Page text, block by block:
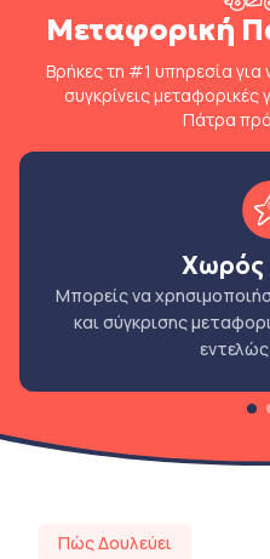
Μεταφορική
Βρήκες τη #1 υπηρεσία
συγκρίνεις
Πάτρα
Χωρός
Μπορείς να
και σύγκρισης
Πώς Δουλεύει